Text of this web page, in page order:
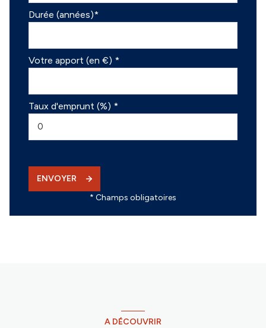
Durée (années)*
Votre apport (en €) *
Taux d'emprunt (%) *
ENVOYER
* Champs obligatoires
A DÉCOUVRIR